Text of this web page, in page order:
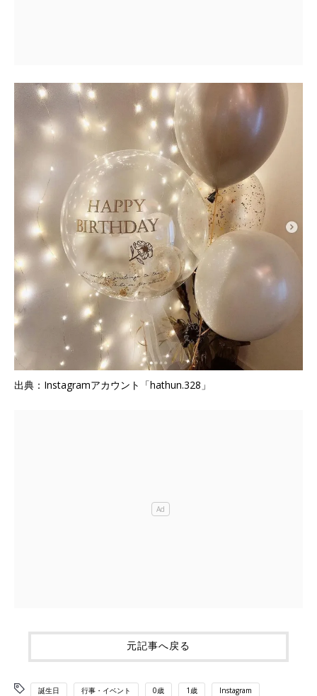
出典：Instagramアカウント「hathun.328」
元記事へ戻る
誕生日 行事・イベント 0歳 1歳 Instagram